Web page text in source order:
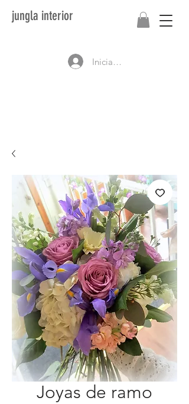
jungla interior
Iniciar sesión
Joyas de ramo